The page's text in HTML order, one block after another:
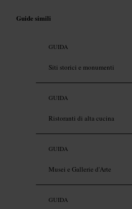
Guide simili
GUIDA
Siti storici e monumenti
GUIDA
Ristoranti di alta cucina
GUIDA
Musei e Gallerie d'Arte
GUIDA